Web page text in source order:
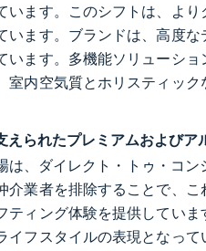
います。このシフトは、よ
います。ブランドは、高度
います。多機能ソリューシ
室内空気質とホリスティッ
えられたプレミアムおよびア
は、ダイレクト・トゥ・コ
介業者を排除することで、
ティング体験を提供してい
イフスタイルの表現となっ